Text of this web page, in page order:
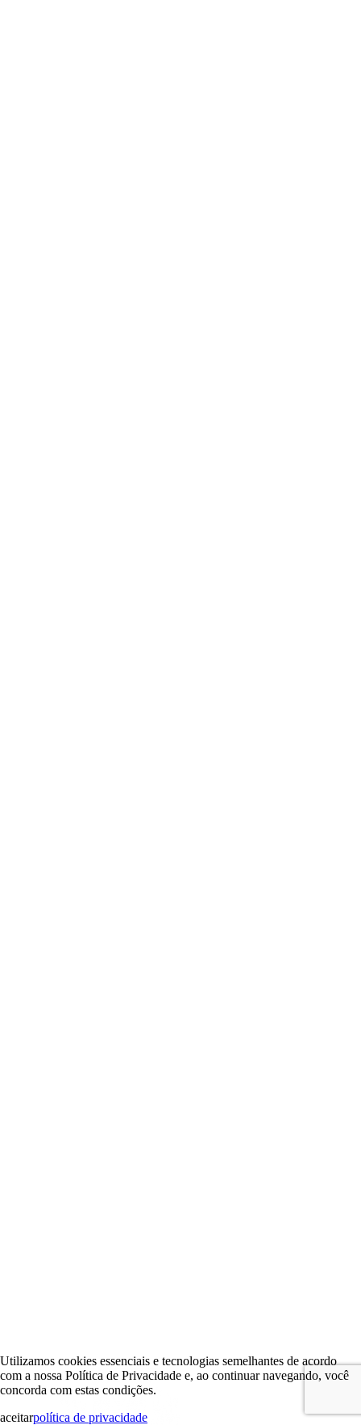
Utilizamos cookies essenciais e tecnologias semelhantes de acordo
com a nossa Política de Privacidade e, ao continuar navegando, você
concorda com estas condições.
aceitarpolítica de privacidade